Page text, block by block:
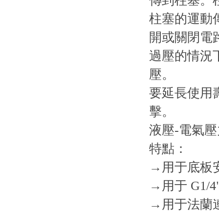
柱塞的運動
開或關閉電
過壓的情況
壓。
要延長使用
擊。
液壓-電氣
特點：
→用于底板
→用于 G1/
→用于法蘭